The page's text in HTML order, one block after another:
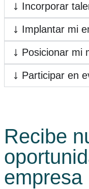
Incorporar
Implantar mi
Posicionar mi
Participar en
Recibe
empresa